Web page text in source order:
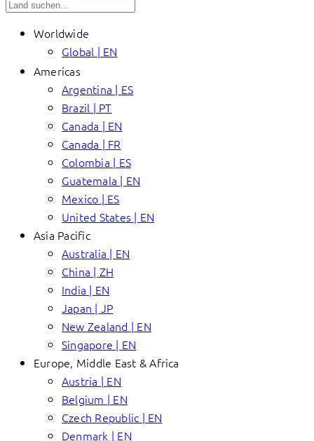
Worldwide
Global | EN
Americas
Argentina | ES
Brazil | PT
Canada | EN
Canada | FR
Colombia | ES
Guatemala | EN
Mexico | ES
United States | EN
Asia Pacific
Australia | EN
China | ZH
India | EN
Japan | JP
New Zealand | EN
Singapore | EN
Europe, Middle East & Africa
Austria | EN
Belgium | EN
Czech Republic | EN
Denmark | EN